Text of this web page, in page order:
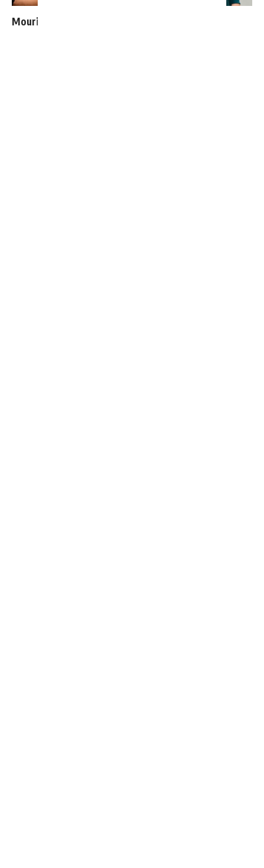
Mourinho : "J’ai vu un Real Madrid à 3 visages"